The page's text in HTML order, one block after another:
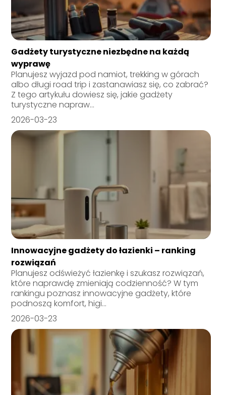
Gadżety turystyczne niezbędne na każdą
wyprawę
Planujesz wyjazd pod namiot, trekking w górach
albo długi road trip i zastanawiasz się, co zabrać?
Z tego artykułu dowiesz się, jakie gadżety
turystyczne napraw...
2026-03-23
Innowacyjne gadżety do łazienki – ranking
rozwiązań
Planujesz odświeżyć łazienkę i szukasz rozwiązań,
które naprawdę zmieniają codzienność? W tym
rankingu poznasz innowacyjne gadżety, które
podnoszą komfort, higi...
2026-03-23